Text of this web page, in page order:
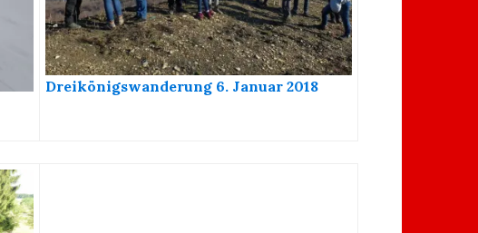
Dreikönigswanderung 6. Januar 2018